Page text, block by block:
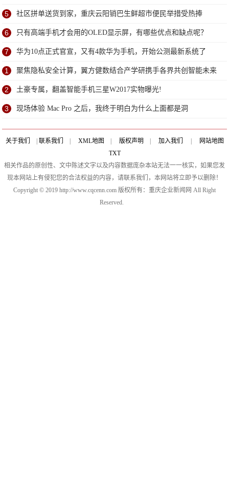
5 社区拼单送货到家，重庆云阳销巴生鲜超市便民举措受热捧
6 只有高端手机才会用的OLED显示屏，有哪些优点和缺点呢？
7 华为10点正式官宣，又有4款华为手机，开始公测最新系统了
1 聚焦隐私安全计算，翼方健数结合产学研携手各界共创智能未来
2 土豪专属，翻盖智能手机三星W2017实物曝光!
3 现场体验 Mac Pro 之后，我终于明白为什么上面都是洞
关于我们 联系我们 XML地图 版权声明 加入我们
网站地图
TXT
相关作品的原创性、文中陈述文字以及内容数据庞杂本站无法一一核实，如果您发
现本网站上有侵犯您的合法权益的内容，请联系我们，本网站将立即予以删除！
Copyright © 2019 http://www.cqcenn.com 版权所有：重庆企业新闻网 All Right
Reserved.